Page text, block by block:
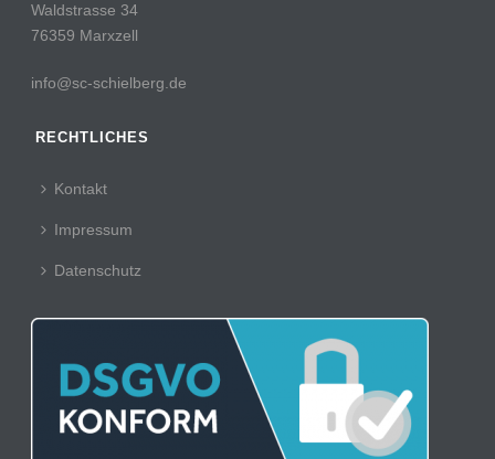
Waldstrasse 34
76359 Marxzell
info@sc-schielberg.de
RECHTLICHES
Kontakt
Impressum
Datenschutz